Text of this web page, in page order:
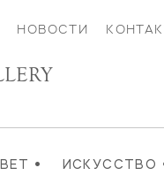
НОВОСТИ
• ИСКУССТВО